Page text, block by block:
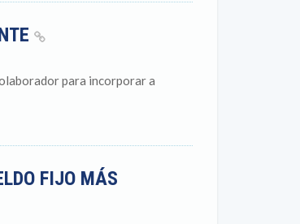
para incorporar a
FIJO MÁS